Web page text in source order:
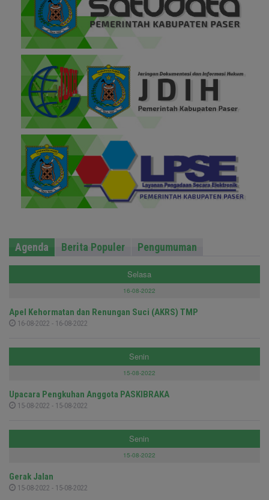
Agenda Berita Populer Pengumuman
Selasa
16-08-2022
Apel Kehormatan dan Renungan Suci (AKRS) TMP
16-08-2022 - 16-08-2022
Senin
15-08-2022
Upacara Pengkuhan Anggota PASKIBRAKA
15-08-2022 - 15-08-2022
Senin
15-08-2022
Gerak Jalan
15-08-2022 - 15-08-2022